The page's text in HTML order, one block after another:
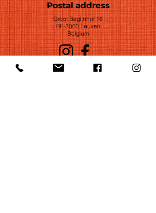
Postal address
Groot Begijnhof 16
BE-3000 Leuven
Belgium
©2022 by Huelgas Ensemble